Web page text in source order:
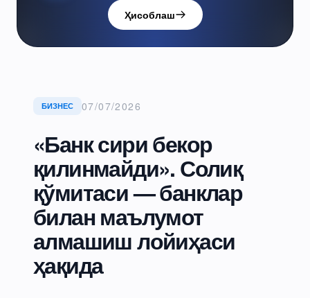
Ҳисоблаш
БИЗНЕС 07/07/2026
«Банк сири бекор
қилинмайди». Солиқ
қўмитаси — банклар
билан маълумот
алмашиш лойиҳаси
ҳақида